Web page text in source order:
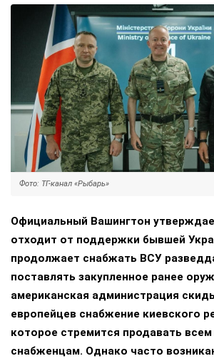
Фото: ТГ-канал «Рыбарь»
Официальный Вашингтон
отходит от поддержки бывшей
продолжает снабжать ВСУ
поставлять закупленное ранее
американская администрация
европейцев снабжение киевского
которое стремится продавать
снабженцам. Однако часто